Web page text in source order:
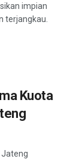
impian
terjangkau.
Kuota
Jateng